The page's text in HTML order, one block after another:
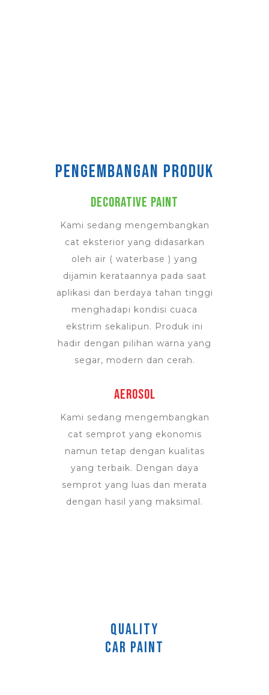
Pengembangan produk
DECORATIVE PAINT
Kami sedang mengembangkan
cat eksterior yang didasarkan
oleh air ( waterbase ) yang
dijamin kerataannya pada saat
aplikasi dan berdaya tahan tinggi
menghadapi kondisi cuaca
ekstrim sekalipun. Produk ini
hadir dengan pilihan warna yang
segar, modern dan cerah.
AEROSOL
Kami sedang mengembangkan
cat semprot yang ekonomis
namun tetap dengan kualitas
yang terbaik. Dengan daya
semprot yang luas dan merata
dengan hasil yang maksimal.
QUALITY
CAR PAINT